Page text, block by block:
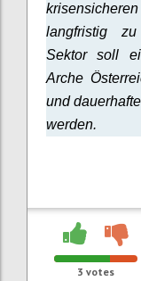
langfristig
Sektor soll
Arche
und
werden.
3 votes